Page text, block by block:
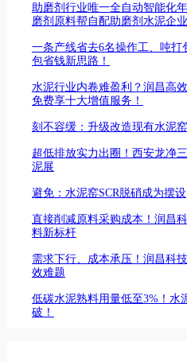
助磨剂行业唯一全自动智能化
磨剂原料帮自配助磨剂水泥企
一条产线省去6名操作工、吨
包省钱新思路！
水泥行业内卷难盈利？润昌高
免费享十大增值服务！
刻不容缓：升级改造现有水泥
超低排放实力出圈！西安龙净
泥展
避免：水泥窑SCR脱硝成为摆设
直接削减原料采购成本！润昌
料新标杆
需求下行、成本承压！润昌科
效难题
低碳水泥熟料用量低至3%！水
破！